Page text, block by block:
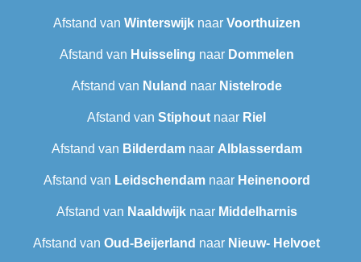
Afstand van Winterswijknaar Voorthuizen
Afstand van Huisseling naar Dommelen
Afstand van Nuland naar Nistelrode
Afstand van Stiphout naar Riel
Afstand van Bilderdamnaar Alblasserdam
Afstand van Leidschendamnaar Heinenoord
Afstand van Naaldwijknaar Middelharnis
Afstand van Oud-Beijerland naar Nieuw- Helvoet